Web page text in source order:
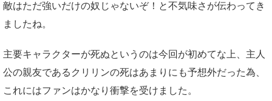
敵はただ強いだけの奴じゃないぞ！と不気味さが伝わってき
ましたね。
主要キャラクターが死ぬというのは今回が初めてな上、主人
公の親友であるクリリンの死はあまりにも予想外だった為、
これにはファンはかなり衝撃を受けました。